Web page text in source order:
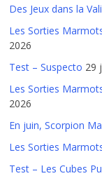
Des Jeux dans la
Les Sorties
2026
Test – Suspecto 29
Les Sorties
2026
En juin, Scorpion
Les Sorties
Test – Les Cubes